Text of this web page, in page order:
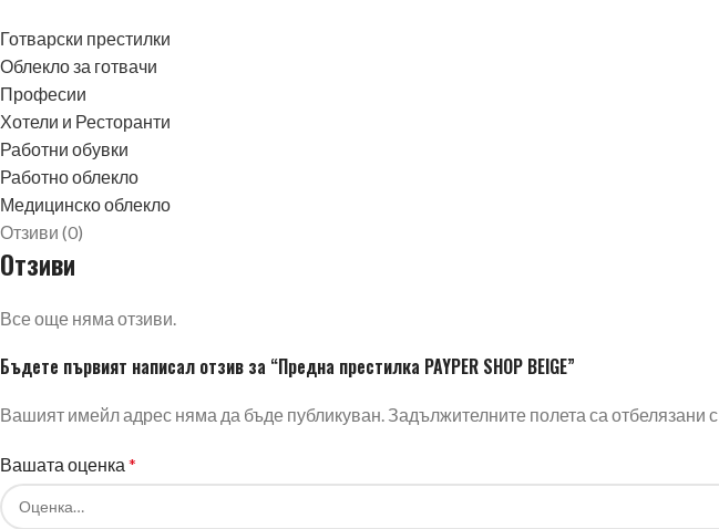
Готварски престилки
Облекло за готвачи
Професии
Хотели и Ресторанти
Работни обувки
Работно облекло
Медицинско облекло
Отзиви (0)
Отзиви
Все още няма отзиви.
Бъдете първият написал отзив за “Предна престилка PAYPER SHOP BEIGE”
Вашият имейл адрес няма да бъде публикуван. Задължителните полета са отбелязани с
Вашата оценка *